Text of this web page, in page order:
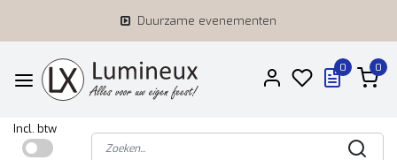
Duurzame evenementen
0 0
Incl. btw